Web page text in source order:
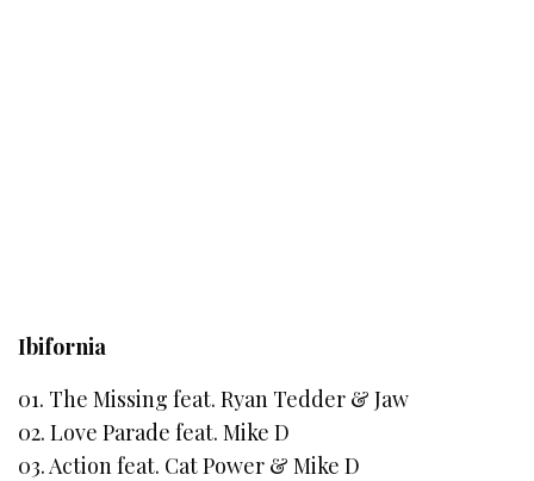
Ibifornia
01. The Missing feat. Ryan Tedder & Jaw
02. Love Parade feat. Mike D
03. Action feat. Cat Power & Mike D